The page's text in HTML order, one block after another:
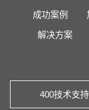
成功案例
解决方案
400技术支